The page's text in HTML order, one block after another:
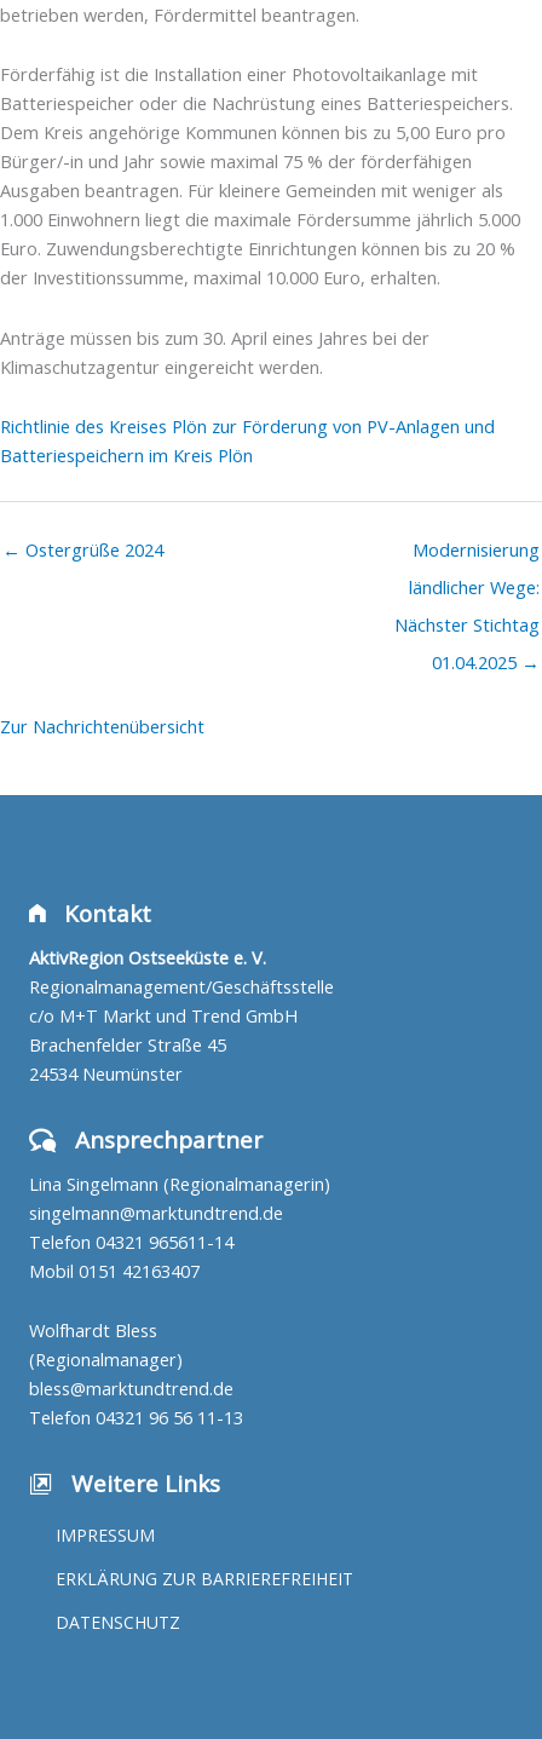
betrieben werden, Fördermittel beantragen.
Förderfähig ist die Installation einer Photovoltaikanlage mit
Batteriespeicher oder die Nachrüstung eines Batteriespeichers.
Dem Kreis angehörige Kommunen können bis zu 5,00 Euro pro
Bürger/-in und Jahr sowie maximal 75 % der förderfähigen
Ausgaben beantragen. Für kleinere Gemeinden mit weniger als
1.000 Einwohnern liegt die maximale Fördersumme jährlich 5.000
Euro. Zuwendungsberechtigte Einrichtungen können bis zu 20 %
der Investitionssumme, maximal 10.000 Euro, erhalten.
Anträge müssen bis zum 30. April eines Jahres bei der
Klimaschutzagentur eingereicht werden.
Richtlinie des Kreises Plön zur Förderung von PV-Anlagen und
Batteriespeichern im Kreis Plön
← Ostergrüße 2024
Modernisierung
ländlicher Wege:
Nächster Stichtag
01.04.2025 →
Zur Nachrichtenübersicht
Kontakt
AktivRegion Ostseeküste e. V.
Regionalmanagement/Geschäftsstelle
c/o M+T Markt und Trend GmbH
Brachenfelder Straße 45
24534 Neumünster
Ansprechpartner
Lina Singelmann (Regionalmanagerin)
singelmann@marktundtrend.de
Telefon 04321 965611-14
Mobil 0151 42163407
Wolfhardt Bless
(Regionalmanager)
bless@marktundtrend.de
Telefon 04321 96 56 11-13
Weitere Links
IMPRESSUM
ERKLÄRUNG ZUR BARRIEREFREIHEIT
DATENSCHUTZ